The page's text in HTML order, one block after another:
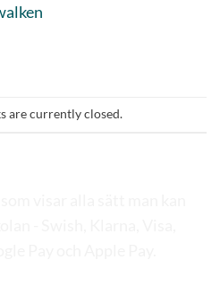
are currently closed.